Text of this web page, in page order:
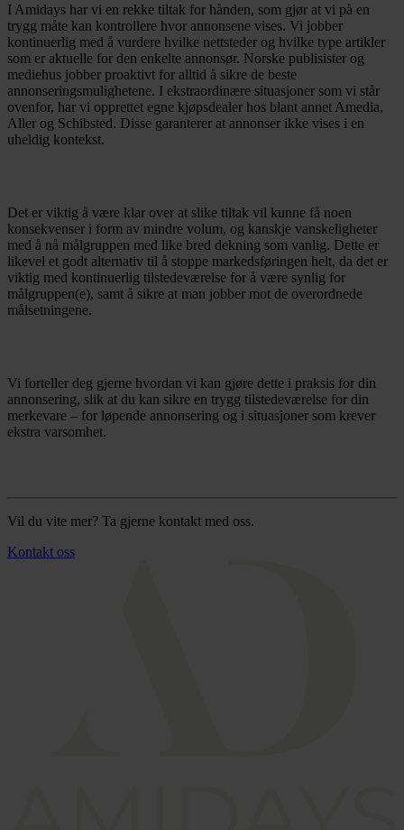
I Amidays har vi en rekke tiltak for hånden, som gjør at vi på en
trygg måte kan kontrollere hvor annonsene vises. Vi jobber
kontinuerlig med å vurdere hvilke nettsteder og hvilke type artikler
som er aktuelle for den enkelte annonsør. Norske publisister og
mediehus jobber proaktivt for alltid å sikre de beste
annonseringsmulighetene. I ekstraordinære situasjoner som vi står
ovenfor, har vi opprettet egne kjøpsdealer hos blant annet Amedia,
Aller og Schibsted. Disse garanterer at annonser ikke vises i en
uheldig kontekst.
Det er viktig å være klar over at slike tiltak vil kunne få noen
konsekvenser i form av mindre volum, og kanskje vanskeligheter
med å nå målgruppen med like bred dekning som vanlig. Dette er
likevel et godt alternativ til å stoppe markedsføringen helt, da det er
viktig med kontinuerlig tilstedeværelse for å være synlig for
målgruppen(e), samt å sikre at man jobber mot de overordnede
målsetningene.
Vi forteller deg gjerne hvordan vi kan gjøre dette i praksis for din
annonsering, slik at du kan sikre en trygg tilstedeværelse for din
merkevare – for løpende annonsering og i situasjoner som krever
ekstra varsomhet.
Vil du vite mer? Ta gjerne kontakt med oss.
Kontakt oss